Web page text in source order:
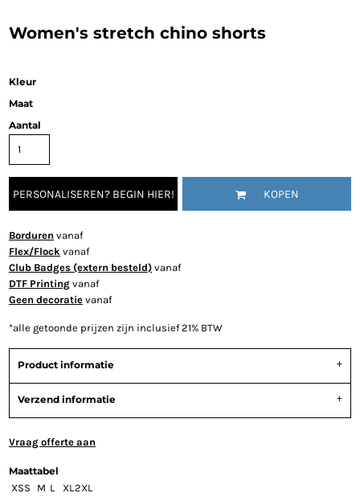
Women's stretch chino shorts
Kleur
Maat
Aantal
PERSONALISEREN? BEGIN HIER! KOPEN
Borduren vanaf
Flex/Flock vanaf
Club Badges (extern besteld) vanaf
DTF Printing vanaf
Geen decoratie vanaf
*alle getoonde prijzen zijn inclusief 21% BTW
Product informatie
Verzend informatie
Vraag offerte aan
Maattabel
XSS M L XL2XL